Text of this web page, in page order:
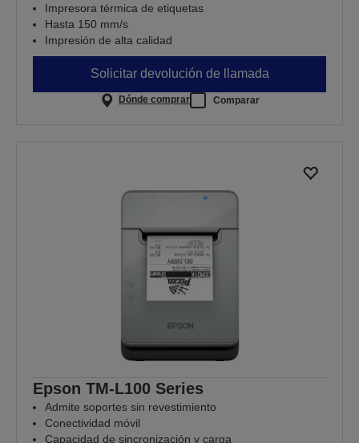
Impresora térmica de etiquetas
Hasta 150 mm/s
Impresión de alta calidad
Solicitar devolución de llamada
Dónde comprar Comparar
Epson TM-L100 Series
Admite soportes sin revestimiento
Conectividad móvil
Capacidad de sincronización y carga